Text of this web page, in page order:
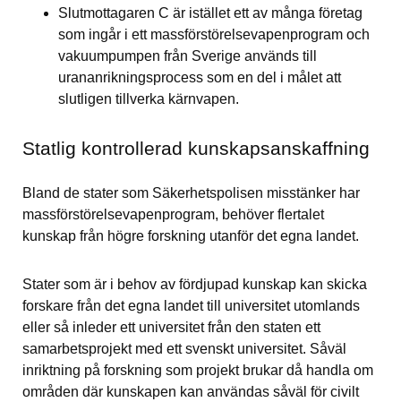
Slutmottagaren C är istället ett av många företag
som ingår i ett massförstörelsevapenprogram och
vakuumpumpen från Sverige används till
urananrikningsprocess som en del i målet att
slutligen tillverka kärnvapen.
Statlig kontrollerad kunskapsanskaffning
Bland de stater som Säkerhetspolisen misstänker har
massförstörelsevapenprogram, behöver flertalet
kunskap från högre forskning utanför det egna landet.
Stater som är i behov av fördjupad kunskap kan skicka
forskare från det egna landet till universitet utomlands
eller så inleder ett universitet från den staten ett
samarbetsprojekt med ett svenskt universitet. Såväl
inriktning på forskning som projekt brukar då handla om
områden där kunskapen kan användas såväl för civilt